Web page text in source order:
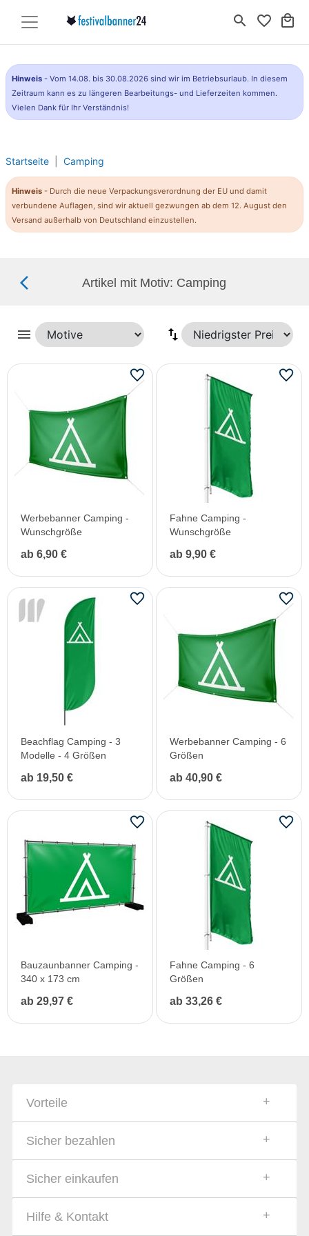
search favorite_border local_mall
Hinweis - Vom 14.08. bis 30.08.2026 sind wir im Betriebsurlaub. In diesem
Zeitraum kann es zu längeren Bearbeitungs- und Lieferzeiten kommen.
Vielen Dank für Ihr Verständnis!
Startseite Camping
Hinweis - Durch die neue Verpackungsverordnung der EU und damit
verbundene Auflagen, sind wir aktuell gezwungen ab dem 12. August den
Versand außerhalb von Deutschland einzustellen.
arrow_back_ios_new Artikel mit Motiv: Camping
menu
Werbebanner Camping -
Wunschgröße
ab 6,90 €
Fahne Camping -
Wunschgröße
ab 9,90 €
Beachflag Camping - 3
Modelle - 4 Größen
ab 19,50 €
Werbebanner Camping - 6
Größen
ab 40,90 €
Bauzaunbanner Camping -
340 x 173 cm
ab 29,97 €
Fahne Camping - 6
Größen
ab 33,26 €
Vorteile
Sicher bezahlen
Sicher einkaufen
Hilfe & Kontakt